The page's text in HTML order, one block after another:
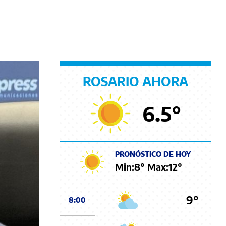
ROSARIO AHORA
6.5°
PRONÓSTICO DE HOY
Min:8° Max:12°
8:00 9°